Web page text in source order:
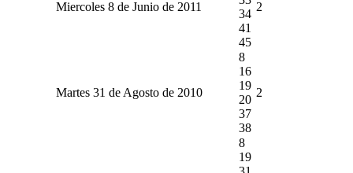
Miercoles 8 de Junio de 2011
34
41
45
2
Martes 31 de Agosto de 2010
8
16
19
20
37
38
2
8
19